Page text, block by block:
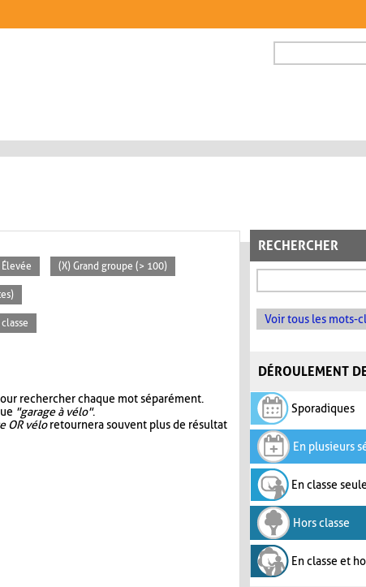
FORMULAIRE
RECHERCHER
Voir tous les mots-
DÉROULEMENT
Sporadiques
En plusieurs
En classe
Hors classe
En classe et
Élevée (X) Grand groupe (> 100)
rechercher chaque mot séparément.
"garage à vélo".
OR véloretournera souvent plus de résultat